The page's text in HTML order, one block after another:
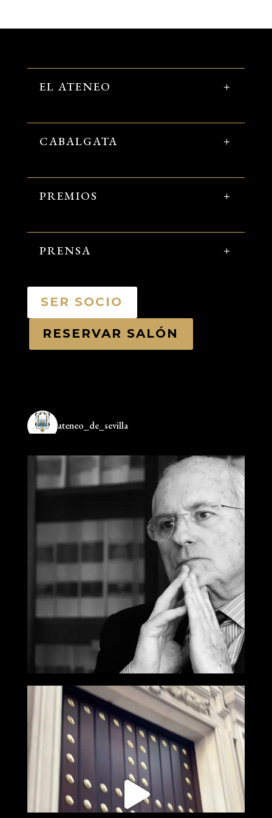
EL ATENEO
CABALGATA
PREMIOS
PRENSA
SER SOCIO
RESERVAR SALÓN
ateneo_de_sevilla